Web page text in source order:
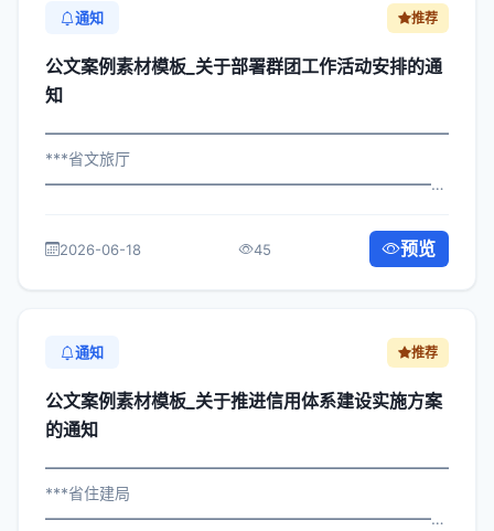
通知 推荐
公文案例素材模板_关于部署群团工作活动安排的通
知
***省文旅厅
机构： 为深入贯彻落实习近平总书记关...
2026-06-18 45 预览
通知 推荐
公文案例素材模板_关于推进信用体系建设实施方案
的通知
***省住建局